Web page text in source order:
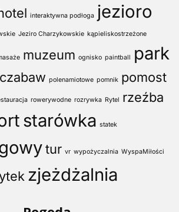
interaktywna podłoga jezioro
Jeziro Charzykowskie kąpieliskostrzeżone
muzeum ognisko paintball park
polenamiotowe pomnik pomost
rowerywodne rozrywka Rytel rzeźba
starówka statek
tur vr wypożyczalnia WyspaMiłości
zjeżdżalnia